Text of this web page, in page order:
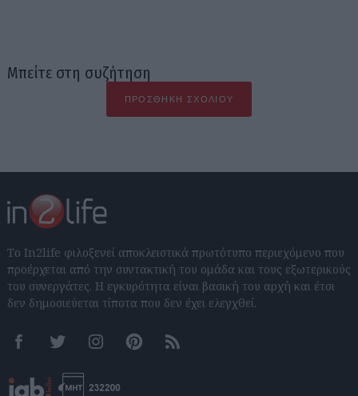
Μπείτε στη συζήτηση
ΠΡΟΣΘΉΚΗ ΣΧΟΛΊΟΥ
Το In2life φιλοξενεί αποκλειστικά πρωτότυπο περιεχόμενο που
προέρχεται από την συντακτική του ομάδα και τους εξωτερικούς
του συνεργάτες. Η εγκυρότητα είναι βασική του αρχή και έτσι
δεν δημοσιεύεται τίποτα που δεν έχει ελεγχθεί.
FacebookTwitter InstagramPinterestRSS feeds